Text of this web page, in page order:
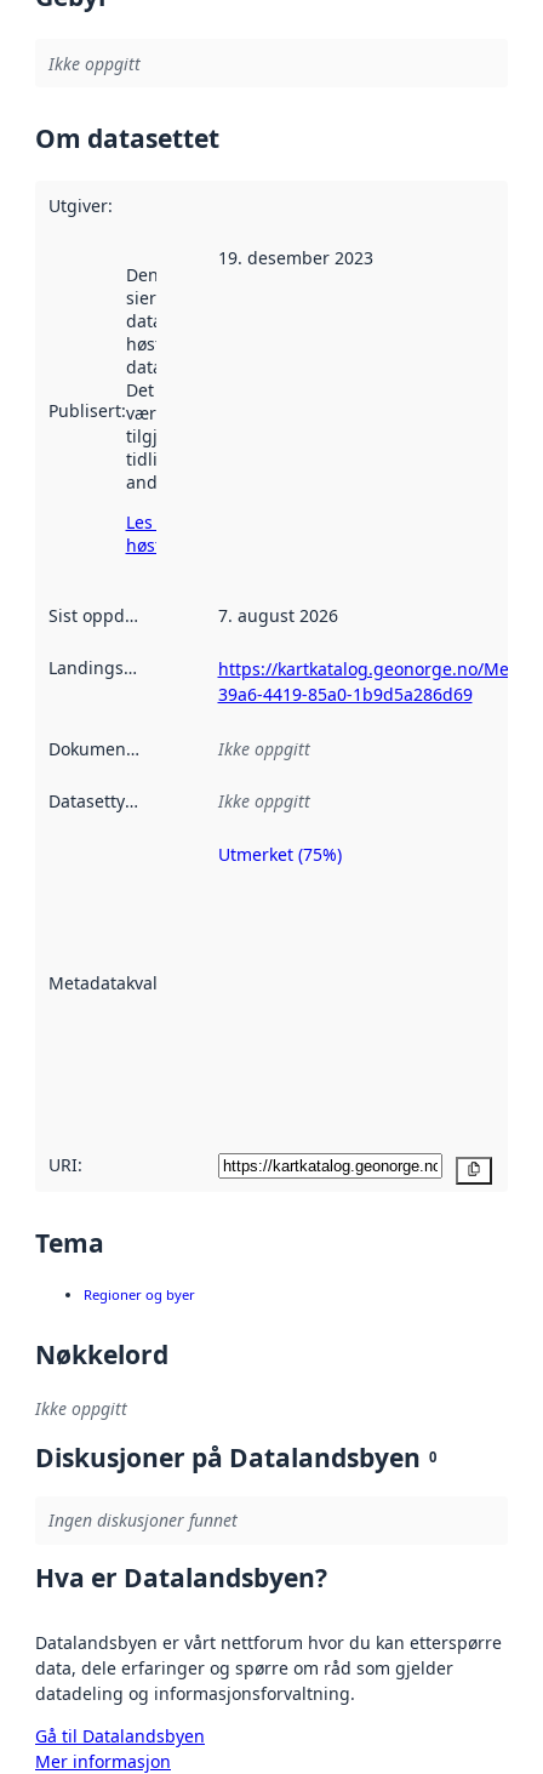
Ikke oppgitt
Om datasettet
Utgiver:
Publisert:
Denne datoen
sier når
datasettet ble
høstet av
data.norge.no.
Det kan ha
vært
tilgjengelig
tidligere
andre steder.
Les mer om
høsting her
19. desember 2023
Sist oppdatert 7. august 2026
Landingsside
https://kartkatalog.geonorge.no/
39a6-4419-85a0-1b9d5a286d69
Dokumentasjon Ikke oppgitt
Datasettype Ikke oppgitt
Metadatakvalitet
Metadatakvalitet
Utmerket (75%)
URI:
Tema
Regioner og byer
Nøkkelord
Ikke oppgitt
Diskusjoner på Datalandsbyen 0
Ingen diskusjoner funnet
Hva er Datalandsbyen?
Datalandsbyen er vårt nettforum hvor du kan etterspørre
data, dele erfaringer og spørre om råd som gjelder
datadeling og informasjonsforvaltning.
Gå til Datalandsbyen
Mer informasjon